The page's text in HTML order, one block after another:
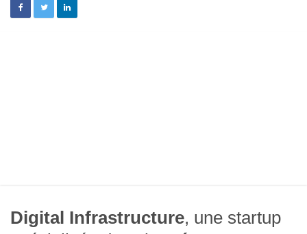
Digital Infrastructure, une startup